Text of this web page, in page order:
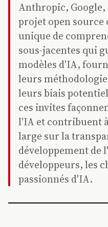
Anthropic, Google,
projet open source
unique de
sous-jacentes qui
modèles d'IA,
leurs
leurs biais
ces invites
l'IA et contribuent
large sur la
développement de
développeurs, les
passionnés d'IA.